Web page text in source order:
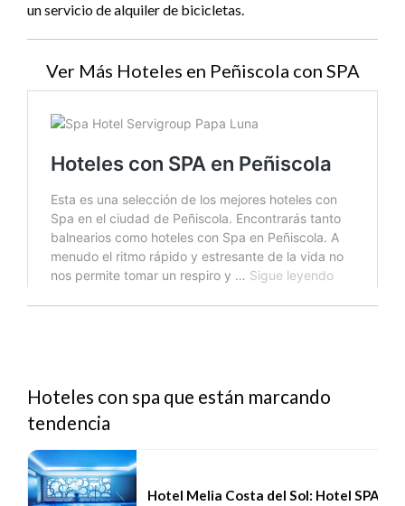
un servicio de alquiler de bicicletas.
Ver Más Hoteles en Peñiscola con SPA
Hoteles con spa que están marcando
tendencia
Hotel Melia Costa del Sol: Hotel SPA